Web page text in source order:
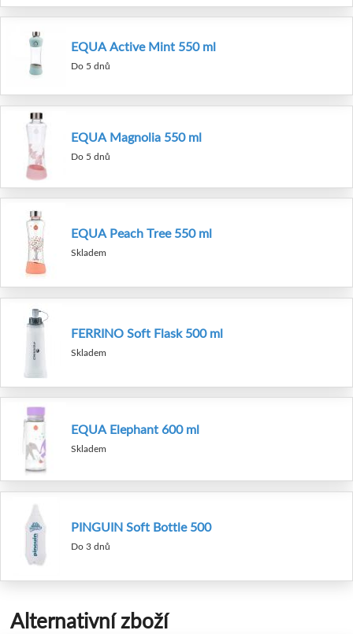
EQUA Active Mint 550 ml
Do 5 dnů
EQUA Magnolia 550 ml
Do 5 dnů
EQUA Peach Tree 550 ml
Skladem
FERRINO Soft Flask 500 ml
Skladem
EQUA Elephant 600 ml
Skladem
PINGUIN Soft Bottle 500
Do 3 dnů
Alternativní zboží